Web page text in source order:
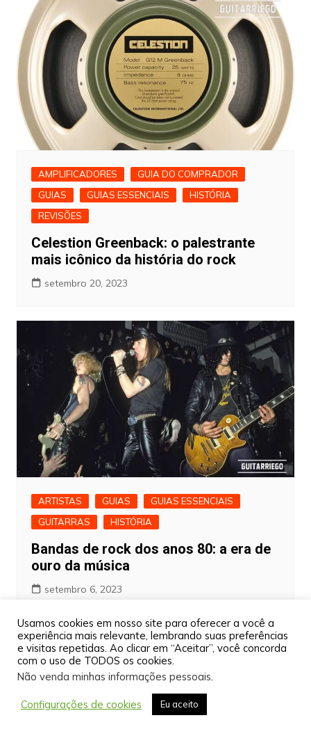
AMPLIFICADORES
GUIA DO COMPRADOR
GUIAS
GUIAS ESSENCIAIS
HISTÓRIA
REVISÕES
Celestion Greenback: o palestrante
mais icônico da história do rock
setembro 20, 2023
ARTISTAS GUIAS
GUIAS ESSENCIAIS
GUITARRAS
HISTÓRIA
Bandas de rock dos anos 80: a era de
ouro da música
setembro 6, 2023
Usamos cookies em nosso site para oferecer a você a
experiência mais relevante, lembrando suas preferências
e visitas repetidas. Ao clicar em “Aceitar”, você concorda
com o uso de TODOS os cookies.
Não venda minhas informações pessoais.
Configurações de cookies Eu aceito